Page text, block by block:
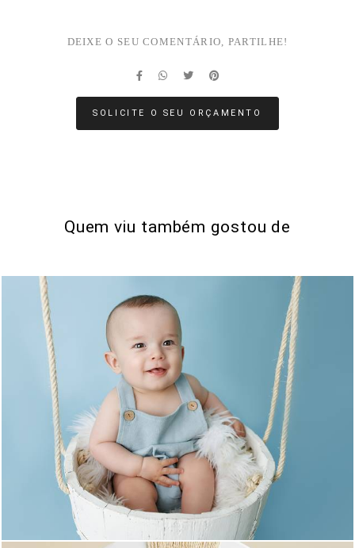
DEIXE O SEU COMENTÁRIO, PARTILHE!
SOLICITE O SEU ORÇAMENTO
Quem viu também gostou de
0